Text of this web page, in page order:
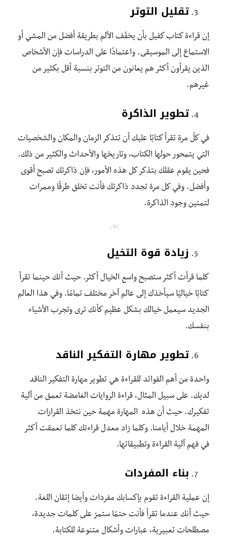
تقليل التوتر
إن قراءة كتاب كفيل بأن يخفّف الألم بطريقة أفضل من المشي أو
الاستماع إلى الموسيقى. واعتمادًا على الدراسات فإن الأشخاص
الذين يقرأون أكثر هم يعانون من التوتر بنسبة أقل بكثير من
غيرهم.
تطوير الذاكرة
في كلّ مرة تقرأ كتابًا عليك أن تتذكر الزمان والمكان والشخصيات
التي يتمحور حولها الكتاب، وتاريخها والأحداث والكثير من ذلك.
فحين يقوم عقلك بتذكر كل هذه الأمور، فإن ذاكرتك تصبح أقوى
وأفضل. وفي كل مرة تجدد ذاكرتك فأنت تخلق طرقًا وممرات
لتمتين وجود الذاكرة.
إعلان
زيادة قوة التخيل
كلما قرأت أكثر ستصبح واسع الخيال أكثر. حيث أنك حينما تقرأ
كتابًا خياليًا سيأخذك إلى عالم آخر مختلف تمامًا. وفي هذا العالم
الجديد سيعمل خيالك بشكل عظيم كأنك ترى وتجرب الأشياء
بنفسك.
تطوير مهارة التفكير الناقد
واحدة من أهم الفوائد للقراءة هي تطوير مهارة التفكير الناقد
لديك. على سبيل المثال، قراءة الروايات الغامضة تعمق من آلية
تفكيرك. حيث أن هذه المهارة مهمة حين نتخذ القرارات
المهمة خلال أيامنا. وكلما زاد معدل قراءتك كلما تعمقت أكثر
في فهم آلية القراءة وتطبيقاتها.
بناء المفردات
إن عملية القراءة تقوم بإكسابك مفردات وأيضا إتقان اللغة.
حيث أنك عندما تقرأ فأنت حتمًا ستمرّ على كلمات جديدة،
مصطلحات تعبيرية، عبارات وأشكال متنوعة للكتابة.